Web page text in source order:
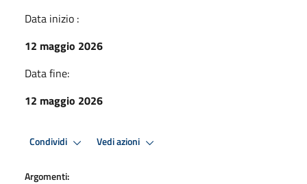
Data inizio :
12 maggio 2026
Data fine:
12 maggio 2026
Condividi Vedi azioni
Argomenti: